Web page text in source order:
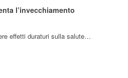
l’invecchiamento
effetti duraturi sulla salute…